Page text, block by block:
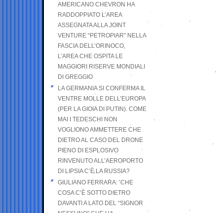
AMERICANO CHEVRON HA
RADDOPPIATO L’AREA
ASSEGNATA ALLA JOINT
VENTURE “PETROPIAR” NELLA
FASCIA DELL’ORINOCO,
L’AREA CHE OSPITA LE
MAGGIORI RISERVE MONDIALI
DI GREGGIO
LA GERMANIA SI CONFERMA IL
VENTRE MOLLE DELL’EUROPA
(PER LA GIOIA DI PUTIN). COME
MAI I TEDESCHI NON
VOGLIONO AMMETTERE CHE
DIETRO AL CASO DEL DRONE
PIENO DI ESPLOSIVO
RINVENUTO ALL’AEROPORTO
DI LIPSIA C’È LA RUSSIA?
GIULIANO FERRARA: ’CHE
COSA C’È SOTTO DIETRO
DAVANTI A LATO DEL “SIGNOR